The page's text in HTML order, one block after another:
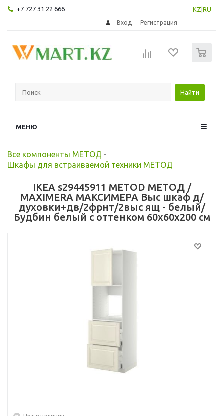
+7 727 31 22 666 KZ RU
Вход Регистрация
Найти
МЕНЮ
Все компоненты МЕТОД -
Шкафы для встраиваемой техники МЕТОД
IKEA s29445911 METOD МЕТОД /
MAXIMERA МАКСИМЕРА Выс шкаф д/
духовки+дв/2фрнт/2выс ящ - белый/
Будбин белый с оттенком 60x60x200 см